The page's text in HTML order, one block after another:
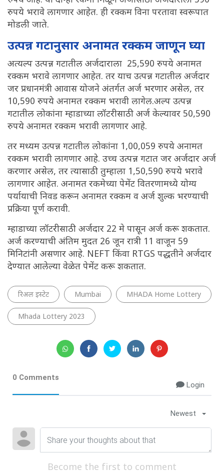
रुपये भरावे लागणार आहेत. ही रक्कम विना परतावा स्वरूपात
मोडली जाते.
उत्पन्न गटानुसार अनामत रक्कम जाणून घ्या
अत्यल्प उत्पन्न गटातील अर्जदाराला 25,590 रुपये अनामत
रक्कम भरावे लागणार आहेत. तर याच उत्पन्न गटातील अर्जदार
जर प्रधानमंत्री आवास योजने अंतर्गत अर्ज भरणार असेल, तर
10,590 रुपये अनामत रक्कम भरावी लागेल.अल्प उत्पन्न
गटातील लोकांना म्हाडाच्या लॉटरीसाठी अर्ज केल्यावर 50,590
रुपये अनामत रक्कम भरावी लागणार आहे.
तर मध्यम उत्पन्न गटातील लोकांना 1,00,059 रुपये अनामत
रक्कम भरावी लागणार आहे. उच्च उत्पन्न गटात जर अर्जदार अर्ज
करणार असेल, तर त्यासाठी तुम्हाला 1,50,590 रुपये भरावे
लागणार आहेत. अनामत रकमेच्या पेमेंट वितरणामध्ये योग्य
पर्यायाची निवड करून अनामत रक्कम व अर्ज शुल्क भरण्याची
प्रक्रिया पूर्ण करावी.
म्हाडाच्या लॉटरीसाठी अर्जदार 22 मे पासून अर्ज करू शकतात.
अर्ज करण्याची अंतिम मुदत 26 जून रात्री 11 वाजून 59
मिनिटांनी असणार आहे. NEFT किंवा RTGS पद्धतीने अर्जदार
देण्यात आलेल्या वेळेत पेमेंट करू शकतात.
रिअल इस्टेट Mumbai MHADA Home Lottery
Mhada Lottery 2023
0 Comments
Login
Newest
Become the first to comment